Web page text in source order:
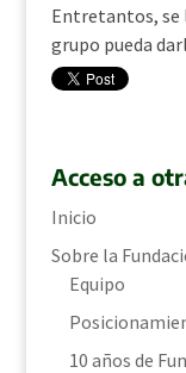
Entretantos, se
grupo pueda
Acceso a
Inicio
Sobre la
Equipo
10 años de